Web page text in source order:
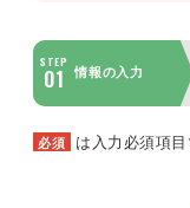
STEP
01 情報の入力
必須 は入力必須項目